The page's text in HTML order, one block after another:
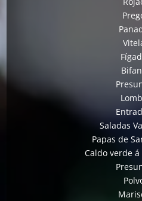
Saladas
Papas de
Caldo verde